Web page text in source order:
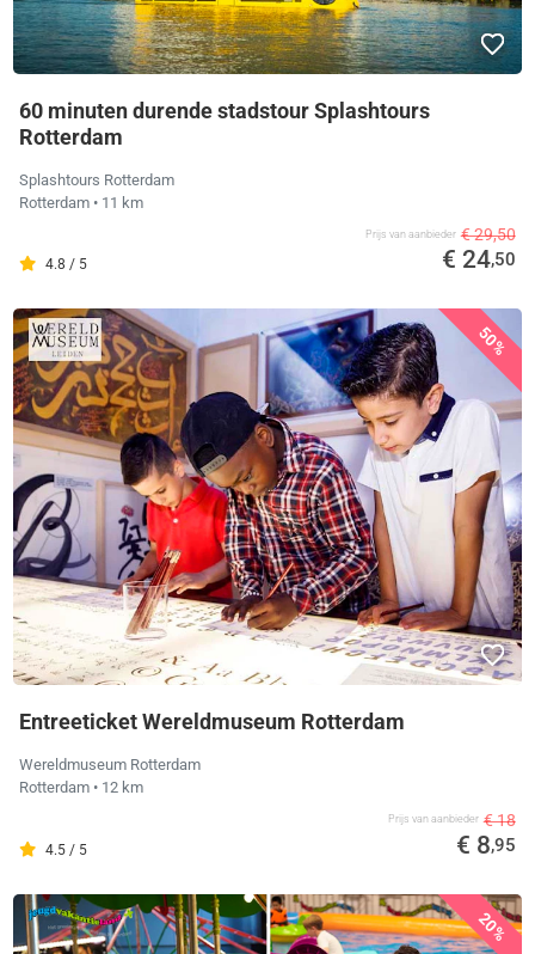
60 minuten durende stadstour Splashtours
Rotterdam
Splashtours Rotterdam
Rotterdam • 11 km
4.8 / 5
Prijs van aanbieder € 29,50
€ 24,50
50%
Entreeticket Wereldmuseum Rotterdam
Wereldmuseum Rotterdam
Rotterdam • 12 km
4.5 / 5
Prijs van aanbieder € 18
€ 8,95
20%